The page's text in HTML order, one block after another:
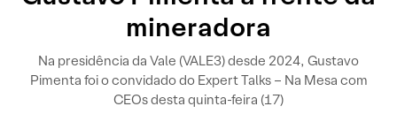
mineradora
Na presidência da Vale (VALE3) desde 2024, Gustavo
Pimenta foi o convidado do Expert Talks – Na Mesa com
CEOs desta quinta-feira (17)